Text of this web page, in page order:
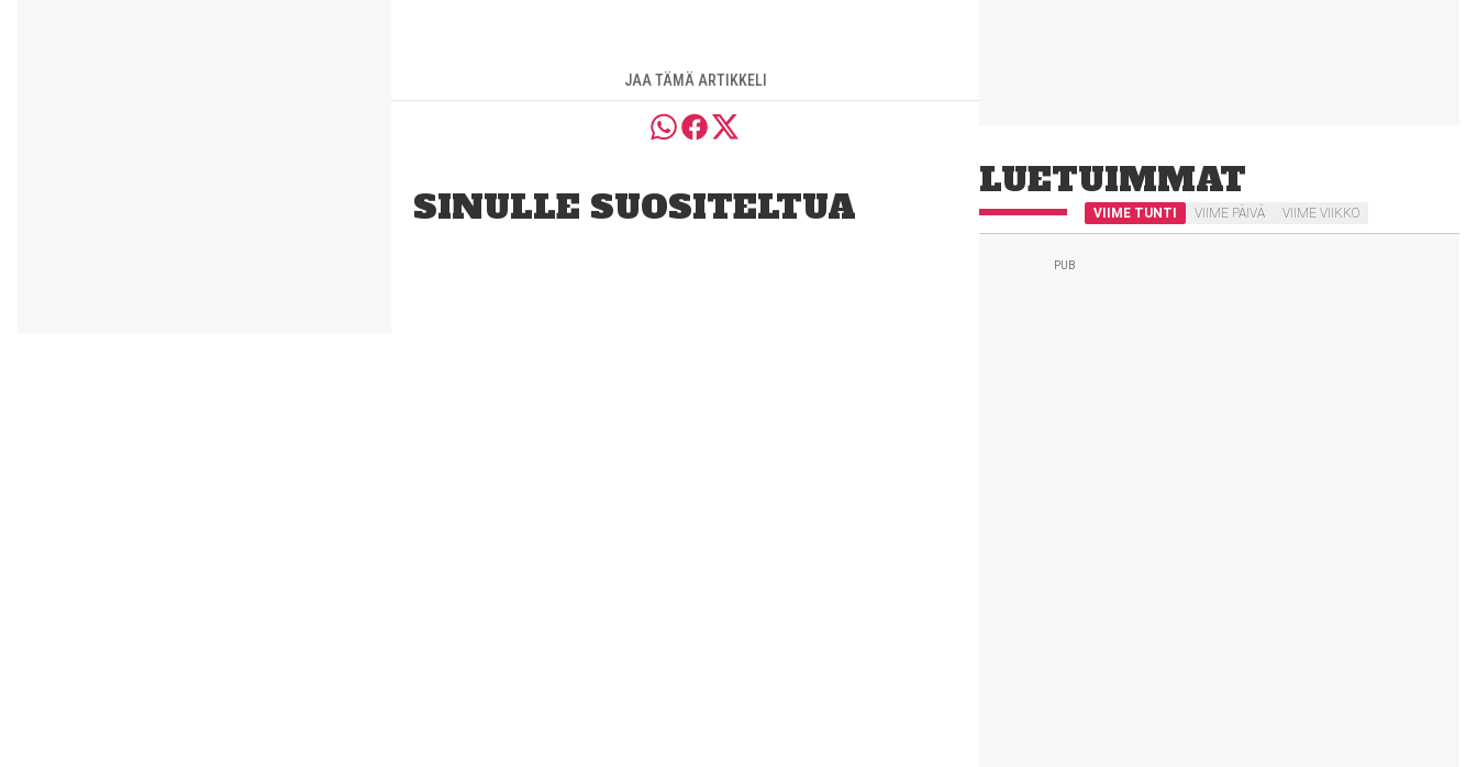
JAA TÄMÄ ARTIKKELI
SINULLE SUOSITELTUA
LUETUIMMAT
VIIME TUNTI VIIME PÄIVÄ VIIME VIIKKO